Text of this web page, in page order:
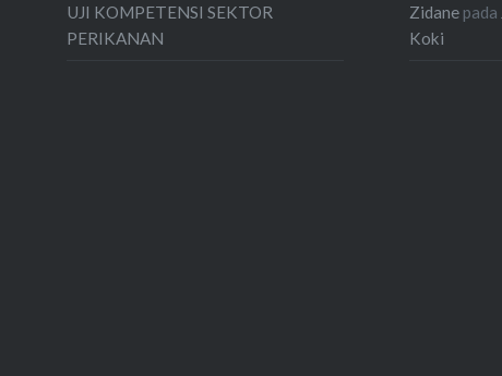
UJI KOMPETENSI SEKTOR
PERIKANAN
Zidanepada
Koki